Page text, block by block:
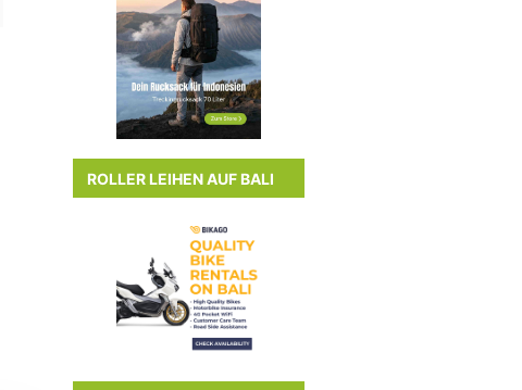
ROLLER LEIHEN AUF BALI